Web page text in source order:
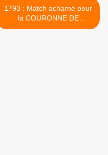
1793 : Match acharné pour
la COURONNE DE
FRANCE >